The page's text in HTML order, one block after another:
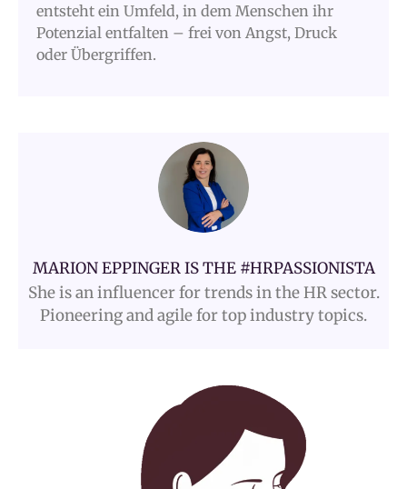
entsteht ein Umfeld, in dem Menschen ihr
Potenzial entfalten – frei von Angst, Druck
oder Übergriffen.
MARION EPPINGER IS THE #HRPASSIONISTA
She is an influencer for trends in the HR sector.
Pioneering and agile for top industry topics.